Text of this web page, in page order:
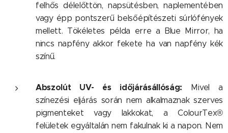
felhős délelőttön, napsütésben, naplementében
vagy épp pontszerű belsőépítészeti súrlófények
mellett. Tökéletes példa erre a Blue Mirror, ha
nincs napfény akkor fekete ha van napfény kék
színű.
Abszolút UV- és időjárásállóság: Mivel a
színezési eljárás során nem alkalmaznak szerves
pigmenteket vagy lakkokat, a ColourTex®
felületek egyáltalán nem fakulnak ki a napon. Nem